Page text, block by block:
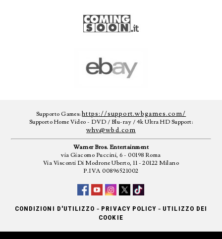
Supporto Games:https://support.wbgames.com/
Supporto Home Video - DVD / Blu-ray / 4k Ultra HD Support:
whv@wbd.com
Warner Bros. Entertainment
via Giacomo Puccini, 6 - 00198 Roma
Via Visconti Di Modrone Uberto, 11 - 20122 Milano
P.IVA 00896521002
CONDIZIONI D'UTILIZZO - PRIVACY POLICY - UTILIZZO DEI
COOKIE